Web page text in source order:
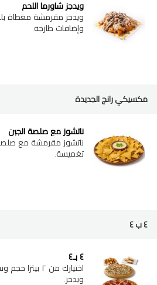
ويدجز شاورما اللحم
ويدجز مقرمشة مغطاة
وإضافات طازجة.
مكسيكي رانج الجديدة
ناتشوز مع صلصة الجبن
تغميسة.
٤ ب ٤
٤ بـ٤
ويدجز.